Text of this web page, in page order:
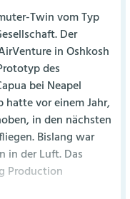
Twin vom Typ
Der
in Oshkosh
des
bei Neapel
vor einem Jahr,
in den nächsten
Bislang war
in der Luft. Das
Production